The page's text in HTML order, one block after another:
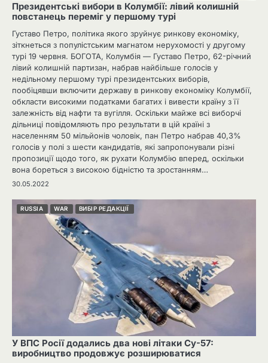
Президентські вибори в Колумбії: лівий колишній
повстанець переміг у першому турі
Густаво Петро, ​​політика якого зруйнує ринкову економіку,
зіткнеться з популістським магнатом нерухомості у другому
турі 19 червня. БОГОТА, Колумбія — Густаво Петро, ​​62-річний
лівий колишній партизан, набрав найбільше голосів у
недільному першому турі президентських виборів,
пообіцявши включити державу в ринкову економіку Колумбії,
обкласти високими податками багатих і вивести країну з її
залежність від нафти та вугілля. Оскільки майже всі виборчі
дільниці повідомляють про результати в цій країні з
населенням 50 мільйонів чоловік, пан Петро набрав 40,3%
голосів у полі з шести кандидатів, які запропонували різні
пропозиції щодо того, як рухати Колумбію вперед, оскільки
вона бореться з високою бідністю та зростанням…
30.05.2022
RUSSIA WAR ВИБІР РЕДАКЦІЇ
У ВПС Росії додались два нові літаки Су-57:
виробництво продовжує розширюватися